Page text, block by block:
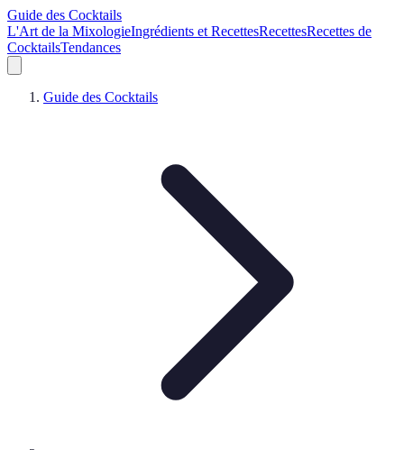
Guide des Cocktails
L'Art de la MixologieIngrédients et RecettesRecettesRecettes de
CocktailsTendances
Guide des Cocktails